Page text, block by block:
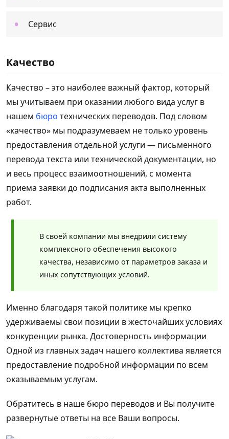
Сервис
Качество
Качество – это наиболее важный фактор, который
мы учитываем при оказании любого вида услуг в
нашем бюро технических переводов. Под словом
«качество» мы подразумеваем не только уровень
предоставления отдельной услуги — письменного
перевода текста или технической документации, но
и весь процесс взаимоотношений, с момента
приема заявки до подписания акта выполненных
работ.
В своей компании мы внедрили систему
комплексного обеспечения высокого
качества, независимо от параметров заказа и
иных сопутствующих условий.
Именно благодаря такой политике мы крепко
удерживаемы свои позиции в жесточайших условиях
конкуренции рынка. Достоверность информации
Одной из главных задач нашего коллектива является
предоставление подробной информации по всем
оказываемым услугам.
Обратитесь в наше бюро переводов и Вы получите
развернутые ответы на все Ваши вопросы.